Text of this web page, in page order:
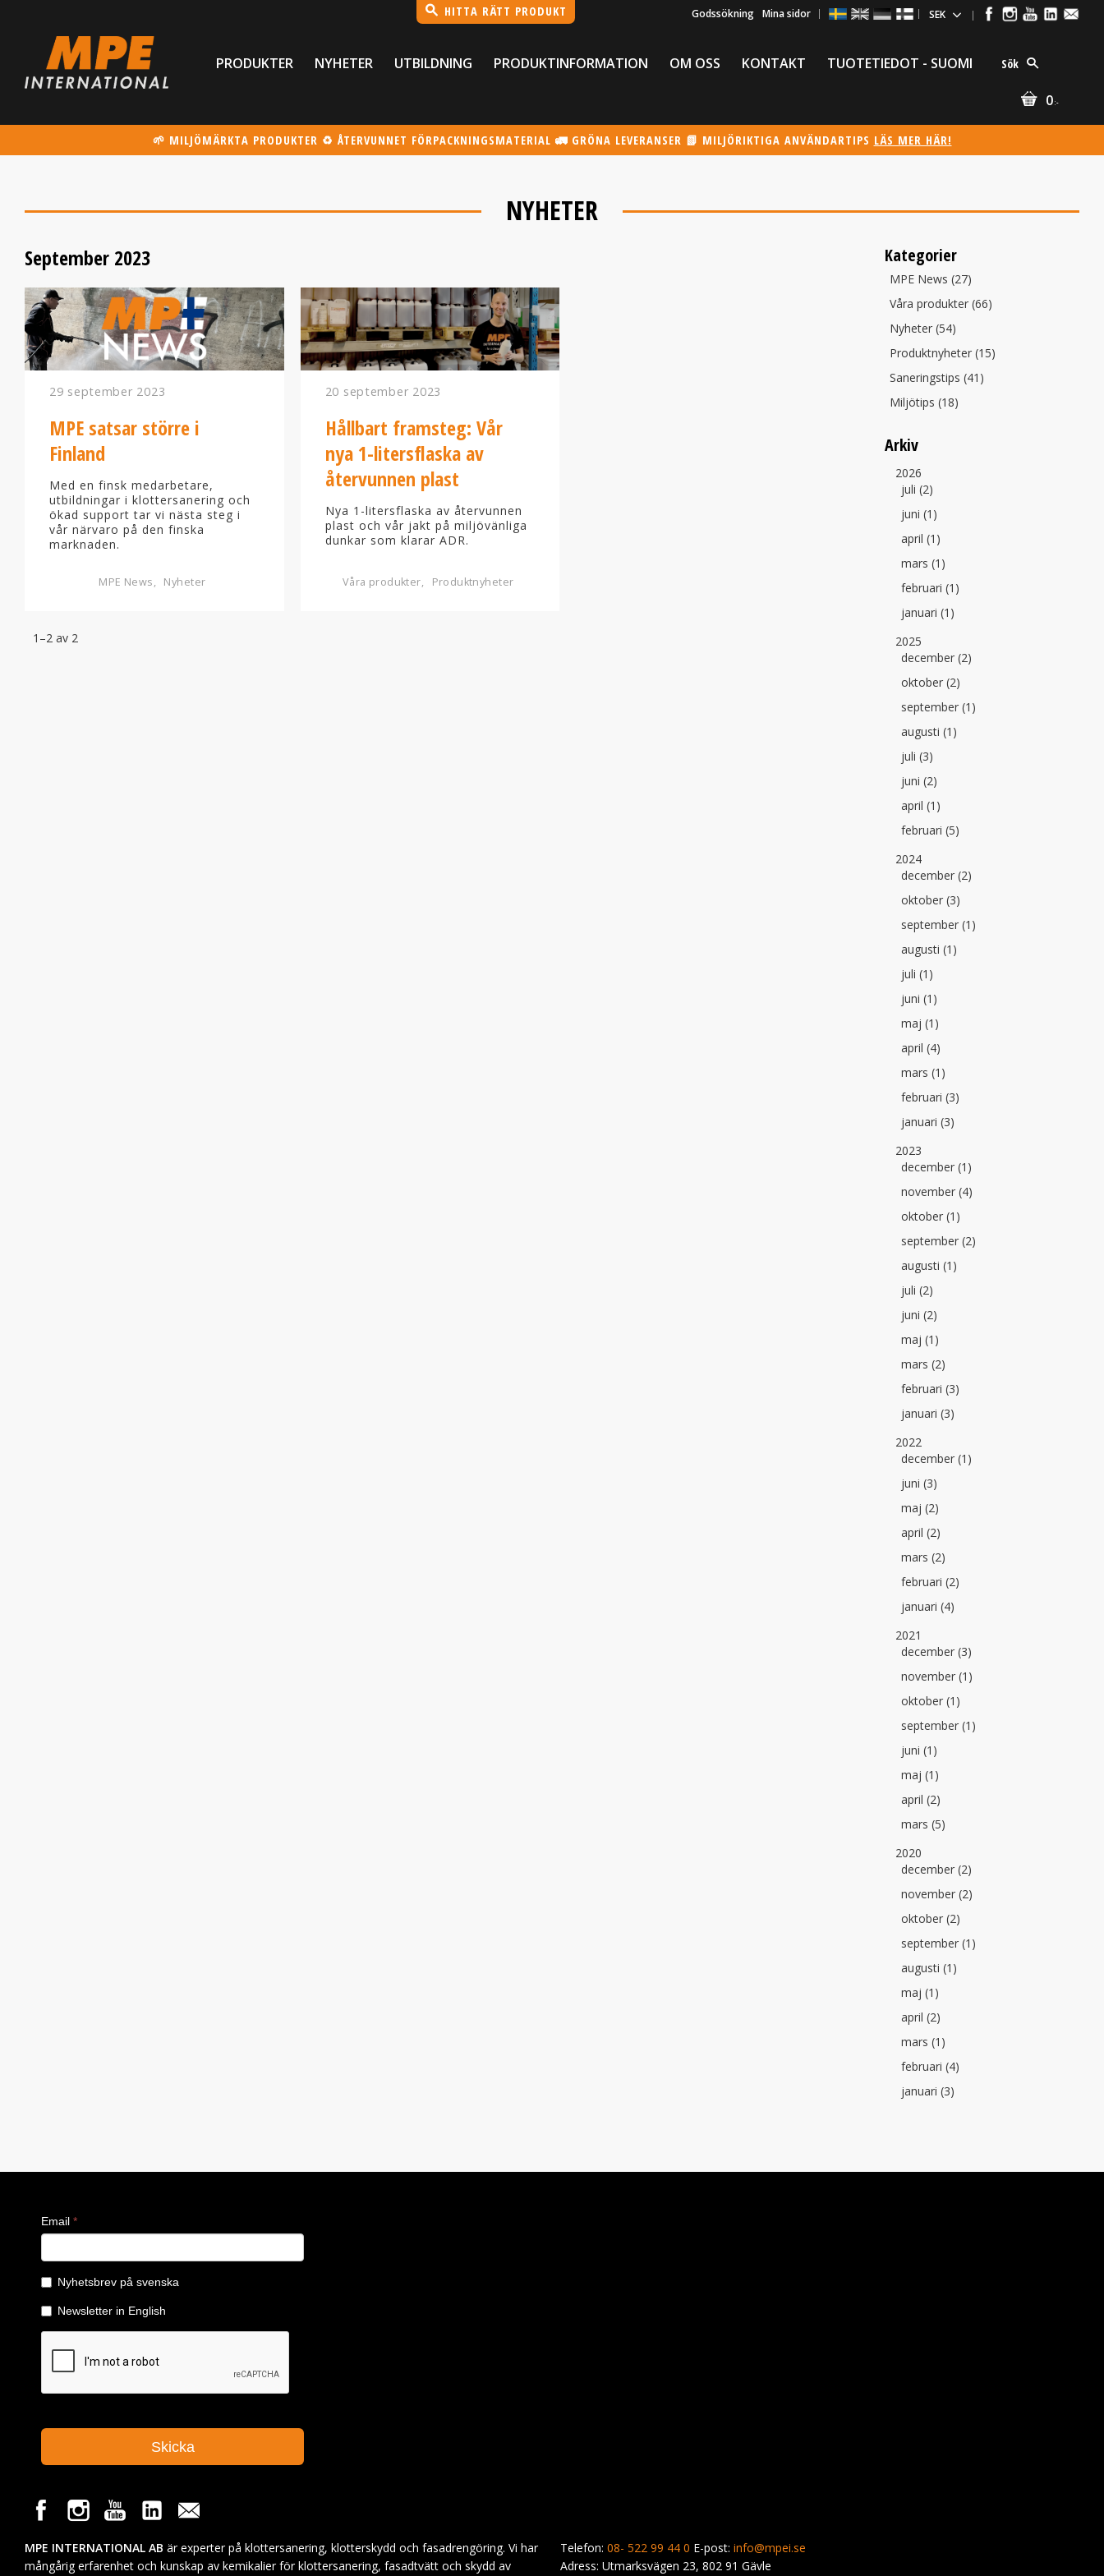
HITTA RÄTT PRODUKT Godssökning Mina sidor
PRODUKTER NYHETER UTBILDNING PRODUKTINFORMATION OM OSS KONTAKT TUOTETIEDOT - SUOMI Sök
0:-
🌱 MILJÖMÄRKTA PRODUKTER ♻️ ÅTERVUNNET FÖRPACKNINGSMATERIAL 🚛 GRÖNA LEVERANSER 📗 MILJÖRIKTIGA ANVÄNDARTIPS LÄS MER HÄR!
NYHETER
September 2023
29 september 2023
MPE satsar större i
Finland
Med en finsk medarbetare,
utbildningar i klottersanering och
ökad support tar vi nästa steg i
vår närvaro på den finska
marknaden.
MPE News Nyheter
20 september 2023
Hållbart framsteg: Vår
nya 1-litersflaska av
återvunnen plast
Nya 1-litersflaska av återvunnen
plast och vår jakt på miljövänliga
dunkar som klarar ADR.
Våra produkter Produktnyheter
1–2 av 2
Kategorier
MPE News (27)
Våra produkter (66)
Nyheter (54)
Produktnyheter (15)
Saneringstips (41)
Miljötips (18)
Arkiv
2026
juli (2)
juni (1)
april (1)
mars (1)
februari (1)
januari (1)
2025
december (2)
oktober (2)
september (1)
augusti (1)
juli (3)
juni (2)
april (1)
februari (5)
2024
december (2)
oktober (3)
september (1)
augusti (1)
juli (1)
juni (1)
maj (1)
april (4)
mars (1)
februari (3)
januari (3)
2023
december (1)
november (4)
oktober (1)
september (2)
augusti (1)
juli (2)
juni (2)
maj (1)
mars (2)
februari (3)
januari (3)
2022
december (1)
juni (3)
maj (2)
april (2)
mars (2)
februari (2)
januari (4)
2021
december (3)
november (1)
oktober (1)
september (1)
juni (1)
maj (1)
april (2)
mars (5)
2020
december (2)
november (2)
oktober (2)
september (1)
augusti (1)
maj (1)
april (2)
mars (1)
februari (4)
januari (3)
MPE INTERNATIONAL AB är experter på klottersanering, klotterskydd och fasadrengöring. Vi har
mångårig erfarenhet och kunskap av kemikalier för klottersanering, fasadtvätt och skydd av
Telefon: 08- 522 99 44 0 E-post: info@mpei.se
Adress: Utmarksvägen 23, 802 91 Gävle